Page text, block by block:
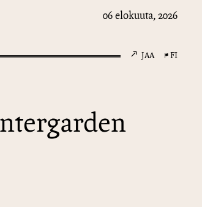
JAA FI
06 elokuuta, 2026